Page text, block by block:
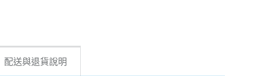
配送與退貨說明